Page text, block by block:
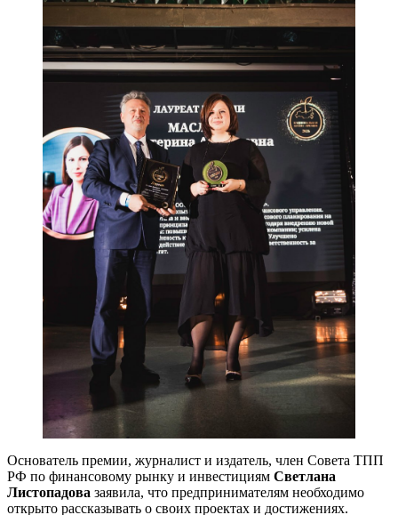
Основатель премии, журналист и издатель, член Совета ТПП
РФ по финансовому рынку и инвестициям Светлана
Листопадова заявила, что предпринимателям необходимо
открыто рассказывать о своих проектах и достижениях.